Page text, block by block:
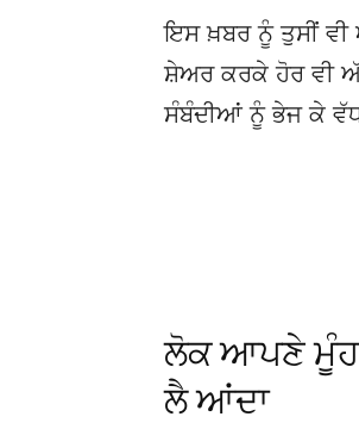
ਇਸ ਖ਼ਬਰ ਨੂੰ ਤੁਸੀਂ
ਸ਼ੇਅਰ ਕਰਕੇ ਹੋਰ ਵੀ
ਸੰਬੰਦੀਆਂ ਨੂੰ ਭੇਜ ਕੇ
ਲੋਕ ਆਪਣੇ ਮੂੰਹ
ਲੈ ਆਂਦਾ